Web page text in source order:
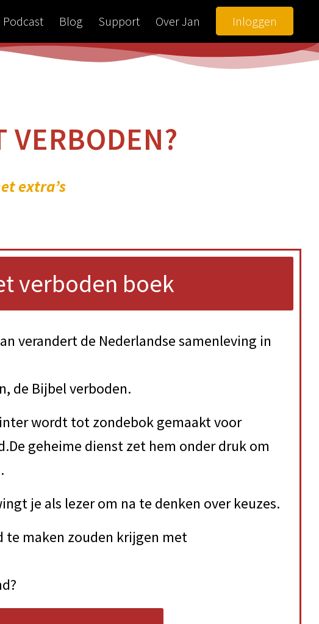
Podcast Blog Support Over Jan Inloggen
VERBODEN?
extra’s
verboden boek
verandert de Nederlandse samenleving in
de Bijbel verboden.
wordt tot zondebok gemaakt voor
geheime dienst zet hem onder druk om
je als lezer om na te denken over keuzes.
te maken zouden krijgen met